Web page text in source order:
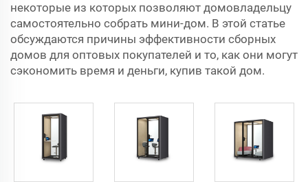
некоторые из которых позволяют домовладельцу
самостоятельно собрать мини-дом. В этой статье
обсуждаются причины эффективности сборных
домов для оптовых покупателей и то, как они могут
сэкономить время и деньги, купив такой дом.